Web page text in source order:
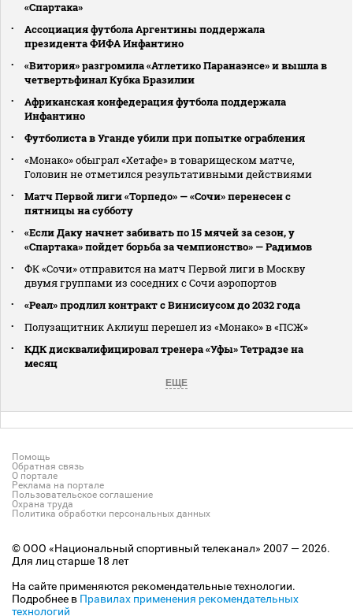
«Спартака»
Ассоциация футбола Аргентины поддержала
президента ФИФА Инфантино
«Витория» разгромила «Атлетико Паранаэнсе» и вышла в
четвертьфинал Кубка Бразилии
Африканская конфедерация футбола поддержала
Инфантино
Футболиста в Уганде убили при попытке ограбления
«Монако» обыграл «Хетафе» в товарищеском матче,
Головин не отметился результативными действиями
Матч Первой лиги «Торпедо» — «Сочи» перенесен с
пятницы на субботу
«Если Даку начнет забивать по 15 мячей за сезон, у
«Спартака» пойдет борьба за чемпионство» — Радимов
ФК «Сочи» отправится на матч Первой лиги в Москву
двумя группами из соседних с Сочи аэропортов
«Реал» продлил контракт с Винисиусом до 2032 года
Полузащитник Аклиуш перешел из «Монако» в «ПСЖ»
КДК дисквалифицировал тренера «Уфы» Тетрадзе на
месяц
ЕЩЕ
Помощь
Обратная связь
О портале
Реклама на портале
Пользовательское соглашение
Охрана труда
Политика обработки персональных данных
© ООО «Национальный спортивный телеканал» 2007 — 2026.
Для лиц старше 18 лет
На сайте применяются рекомендательные технологии.
Подробнее в Правилах применения рекомендательных
технологий